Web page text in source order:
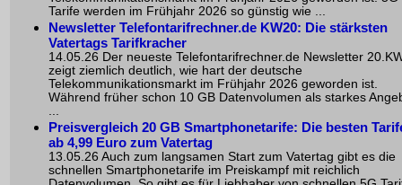
Tarife werden im Frühjahr 2026 so günstig wie ...
Newsletter Telefontarifrechner.de KW20: Die stärksten
Vatertags Tarifkracher
14.05.26 Der neueste Telefontarifrechner.de Newsletter
zeigt ziemlich deutlich, wie hart der deutsche
Telekommunikationsmarkt im Frühjahr 2026 geworden ist.
Während früher schon 10 GB Datenvolumen als starkes
...
Preisvergleich 20 GB Smartphonetarife: Die besten
ab 4,99 Euro zum Vatertag
13.05.26 Auch zum langsamen Start zum Vatertag gibt es die
schnellen Smartphonetarife im Preiskampf mit reichlich